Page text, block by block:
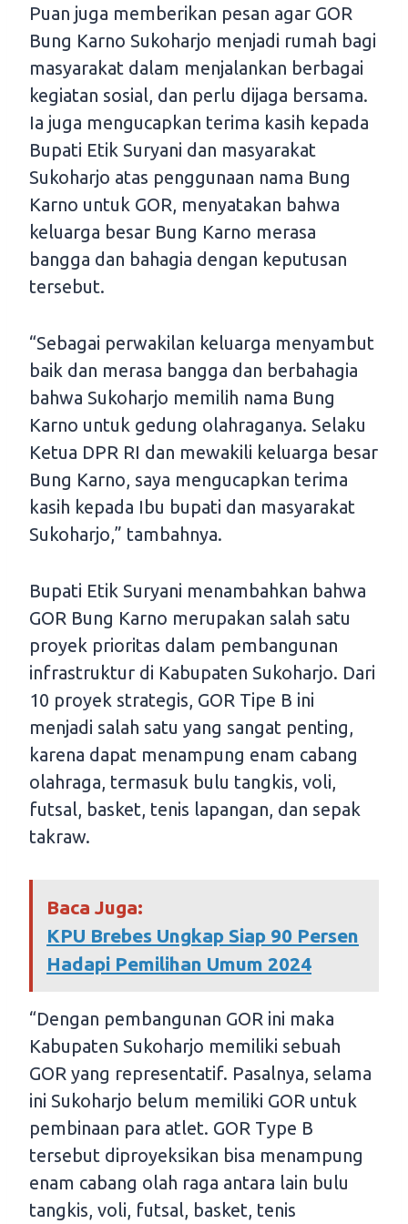
Puan juga memberikan pesan agar GOR
Bung Karno Sukoharjo menjadi rumah bagi
masyarakat dalam menjalankan berbagai
kegiatan sosial, dan perlu dijaga bersama.
Ia juga mengucapkan terima kasih kepada
Bupati Etik Suryani dan masyarakat
Sukoharjo atas penggunaan nama Bung
Karno untuk GOR, menyatakan bahwa
keluarga besar Bung Karno merasa
bangga dan bahagia dengan keputusan
tersebut.
“Sebagai perwakilan keluarga menyambut
baik dan merasa bangga dan berbahagia
bahwa Sukoharjo memilih nama Bung
Karno untuk gedung olahraganya. Selaku
Ketua DPR RI dan mewakili keluarga besar
Bung Karno, saya mengucapkan terima
kasih kepada Ibu bupati dan masyarakat
Sukoharjo,” tambahnya.
Bupati Etik Suryani menambahkan bahwa
GOR Bung Karno merupakan salah satu
proyek prioritas dalam pembangunan
infrastruktur di Kabupaten Sukoharjo. Dari
10 proyek strategis, GOR Tipe B ini
menjadi salah satu yang sangat penting,
karena dapat menampung enam cabang
olahraga, termasuk bulu tangkis, voli,
futsal, basket, tenis lapangan, dan sepak
takraw.
Baca Juga:
KPU Brebes Ungkap Siap 90 Persen
Hadapi Pemilihan Umum 2024
“Dengan pembangunan GOR ini maka
Kabupaten Sukoharjo memiliki sebuah
GOR yang representatif. Pasalnya, selama
ini Sukoharjo belum memiliki GOR untuk
pembinaan para atlet. GOR Type B
tersebut diproyeksikan bisa menampung
enam cabang olah raga antara lain bulu
tangkis, voli, futsal, basket, tenis